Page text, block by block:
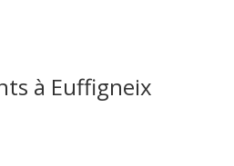
à Euffigneix